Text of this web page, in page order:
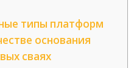
типы платформ
основания
сваях